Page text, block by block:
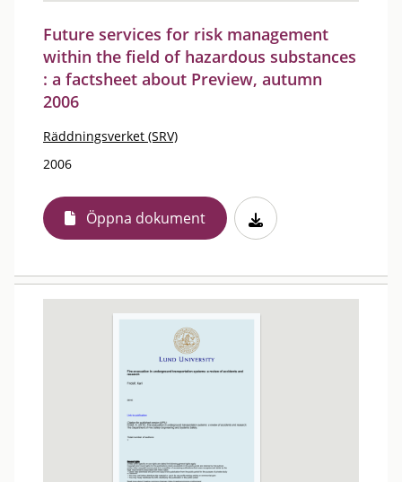
Future services for risk management
within the field of hazardous substances
: a factsheet about Preview, autumn
2006
Räddningsverket (SRV)
2006
Öppna dokument